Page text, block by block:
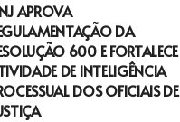
APROVA
DA
600 E FORTALECE
DE INTELIGÊNCIA
DOS OFICIAIS DE